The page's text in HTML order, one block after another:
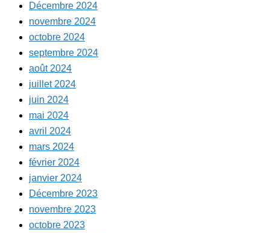
Décembre 2024
novembre 2024
octobre 2024
septembre 2024
août 2024
juillet 2024
juin 2024
mai 2024
avril 2024
mars 2024
février 2024
janvier 2024
Décembre 2023
novembre 2023
octobre 2023